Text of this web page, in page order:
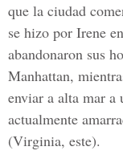
que la ciudad
se hizo por Irene
abandonaron sus
Manhattan,
enviar a alta mar a
actualmente
(Virginia, este).